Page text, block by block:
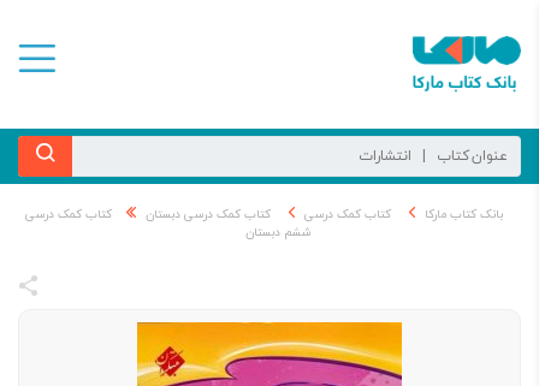
بانک کتاب مارکا کتاب کمک درسی کتاب کمک درسی دبستان
کتاب کمک درسی
ششم دبستان